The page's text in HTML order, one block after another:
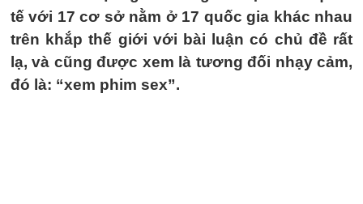
tế với 17 cơ sở nằm ở 17 quốc gia khác nhau
trên khắp thế giới với bài luận có chủ đề rất
lạ, và cũng được xem là tương đối nhạy cảm,
đó là: “xem phim sex”.